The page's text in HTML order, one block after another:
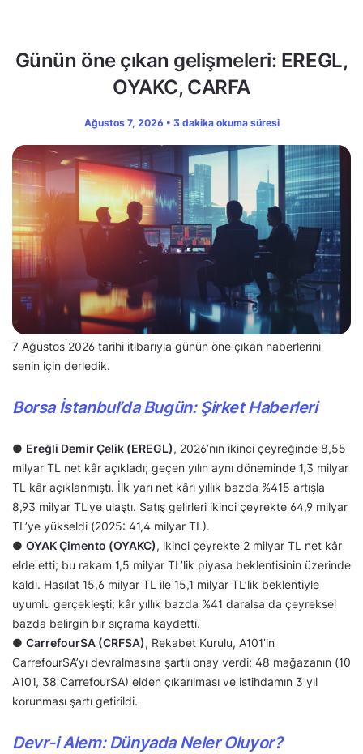
Günün öne çıkan gelişmeleri: EREGL,
OYAKC, CARFA
Ağustos 7, 2026 • 3 dakika okuma süresi
7 Ağustos 2026 tarihi itibarıyla günün öne çıkan haberlerini
senin için derledik.
Borsa İstanbul’da Bugün: Şirket Haberleri
● Ereğli Demir Çelik (EREGL), 2026’nın ikinci çeyreğinde 8,55
milyar TL net kâr açıkladı; geçen yılın aynı döneminde 1,3 milyar
TL kâr açıklanmıştı. İlk yarı net kârı yıllık bazda %415 artışla
8,93 milyar TL’ye ulaştı. Satış gelirleri ikinci çeyrekte 64,9 milyar
TL’ye yükseldi (2025: 41,4 milyar TL).
● OYAK Çimento (OYAKC), ikinci çeyrekte 2 milyar TL net kâr
elde etti; bu rakam 1,5 milyar TL’lik piyasa beklentisinin üzerinde
kaldı. Hasılat 15,6 milyar TL ile 15,1 milyar TL’lik beklentiyle
uyumlu gerçekleşti; kâr yıllık bazda %41 daralsa da çeyreksel
bazda belirgin bir sıçrama kaydetti.
● CarrefourSA (CRFSA), Rekabet Kurulu, A101’in
CarrefourSA’yı devralmasına şartlı onay verdi; 48 mağazanın (10
A101, 38 CarrefourSA) elden çıkarılması ve istihdamın 3 yıl
korunması şartı getirildi.
Devr-i Alem: Dünyada Neler Oluyor?